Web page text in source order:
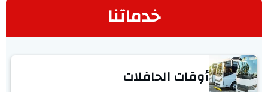
خدماتنا
أوقات الحافلات